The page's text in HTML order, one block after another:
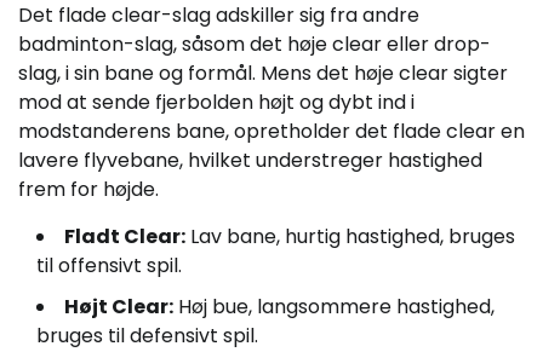
Det flade clear-slag adskiller sig fra andre
badminton-slag, såsom det høje clear eller drop-
slag, i sin bane og formål. Mens det høje clear sigter
mod at sende fjerbolden højt og dybt ind i
modstanderens bane, opretholder det flade clear en
lavere flyvebane, hvilket understreger hastighed
frem for højde.
Fladt Clear: Lav bane, hurtig hastighed, bruges
til offensivt spil.
Højt Clear: Høj bue, langsommere hastighed,
bruges til defensivt spil.